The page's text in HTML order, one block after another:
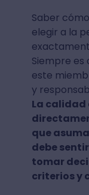
Saber
elegir a la
Siempre
este
y
La calidad
que
debe
tomar
criterios y